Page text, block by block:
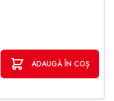
ADAUGĂ ÎN COȘ